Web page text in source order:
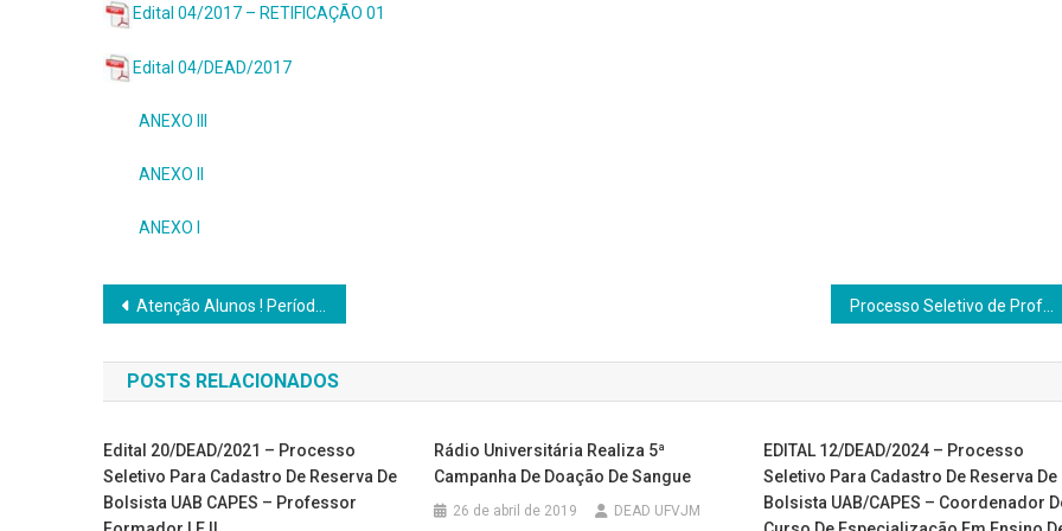
Edital 04/2017 – RETIFICAÇÃO 01
Edital 04/DEAD/2017
ANEXO III
ANEXO II
ANEXO I
Navegação
de
Post
Atenção Alunos ! Período de Matrícula inicia-se na segunda dia 13/02 Processo Seletivo de Professores Bolsistas – Administração Pública – Edital 05/DEAD/2017
POSTS RELACIONADOS
Edital 20/DEAD/2021 – Processo
Seletivo Para Cadastro De Reserva De
Bolsista UAB CAPES – Professor
Rádio Universitária Realiza 5ª
Campanha De Doação De Sangue
26 de abril de 2019 DEAD UFVJM
EDITAL 12/DEAD/2024 – Processo
Seletivo Para Cadastro De Reserva De
Bolsista UAB/CAPES – Coordenador